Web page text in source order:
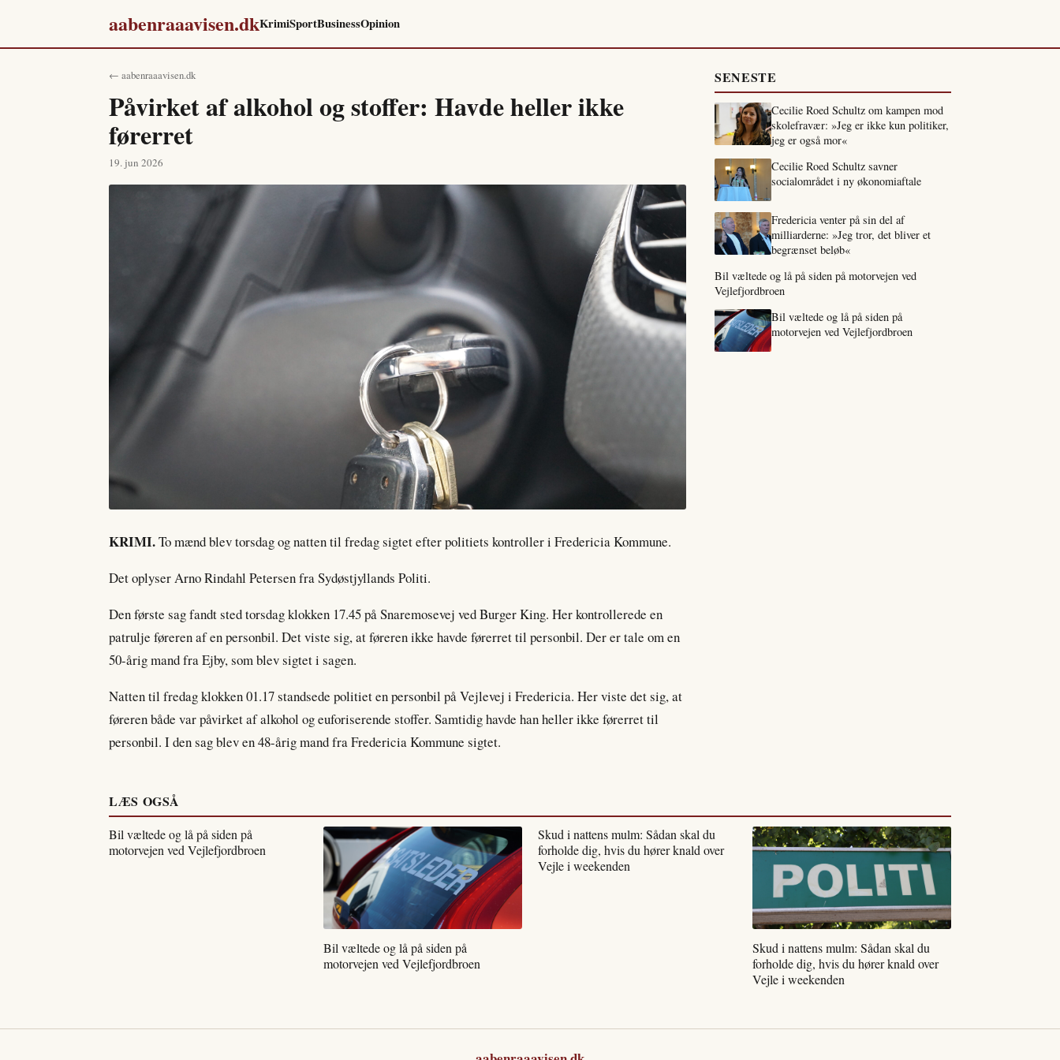
aabenraaavisen.dkKrimiSportBusinessOpinion
← aabenraaavisen.dk
Påvirket af alkohol og stoffer: Havde heller ikke
førerret
19. jun 2026
KRIMI.To mænd blev torsdag og natten til fredag sigtet efter politiets kontroller i Fredericia Kommune.
Det oplyser Arno Rindahl Petersen fra Sydøstjyllands Politi.
Den første sag fandt sted torsdag klokken 17.45 på Snaremosevej ved Burger King. Her kontrollerede en
patrulje føreren af en personbil. Det viste sig, at føreren ikke havde førerret til personbil. Der er tale om en
50-årig mand fra Ejby, som blev sigtet i sagen.
Natten til fredag klokken 01.17 standsede politiet en personbil på Vejlevej i Fredericia. Her viste det sig, at
føreren både var påvirket af alkohol og euforiserende stoffer. Samtidig havde han heller ikke førerret til
personbil. I den sag blev en 48-årig mand fra Fredericia Kommune sigtet.
SENESTE
Cecilie Roed Schultz om kampen mod
skolefravær: »Jeg er ikke kun politiker,
jeg er også mor«
Cecilie Roed Schultz savner
socialområdet i ny økonomiaftale
Fredericia venter på sin del af
milliarderne: »Jeg tror, det bliver et
begrænset beløb«
Bil væltede og lå på siden på motorvejen ved
Vejlefjordbroen
Bil væltede og lå på siden på
motorvejen ved Vejlefjordbroen
LÆS OGSÅ
Bil væltede og lå på siden på
motorvejen ved Vejlefjordbroen
Bil væltede og lå på siden på
motorvejen ved Vejlefjordbroen
Skud i nattens mulm: Sådan skal du
forholde dig, hvis du hører knald over
Vejle i weekenden
Skud i nattens mulm: Sådan skal du
forholde dig, hvis du hører knald over
Vejle i weekenden